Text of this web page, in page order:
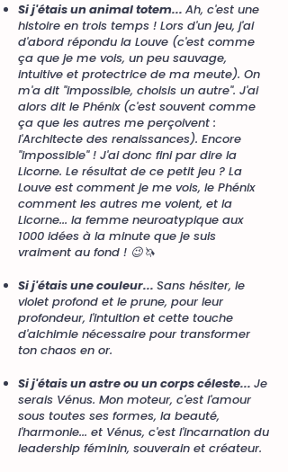
Si j'étais un animal totem... Ah, c'est une
histoire en trois temps ! Lors d'un jeu, j'ai
d'abord répondu la Louve (c'est comme
ça que je me vois, un peu sauvage,
intuitive et protectrice de ma meute). On
m'a dit "impossible, choisis un autre". J'ai
alors dit le Phénix (c'est souvent comme
ça que les autres me perçoivent :
l'Architecte des renaissances). Encore
"impossible" ! J'ai donc fini par dire la
Licorne. Le résultat de ce petit jeu ? La
Louve est comment je me vois, le Phénix
comment les autres me voient, et la
Licorne... la femme neuroatypique aux
1000 idées à la minute que je suis
vraiment au fond ! 😉🦄
Si j'étais une couleur... Sans hésiter, le
violet profond et le prune, pour leur
profondeur, l'intuition et cette touche
d'alchimie nécessaire pour transformer
ton chaos en or.
Si j'étais un astre ou un corps céleste... Je
serais Vénus. Mon moteur, c'est l'amour
sous toutes ses formes, la beauté,
l'harmonie... et Vénus, c'est l'incarnation du
leadership féminin, souverain et créateur.